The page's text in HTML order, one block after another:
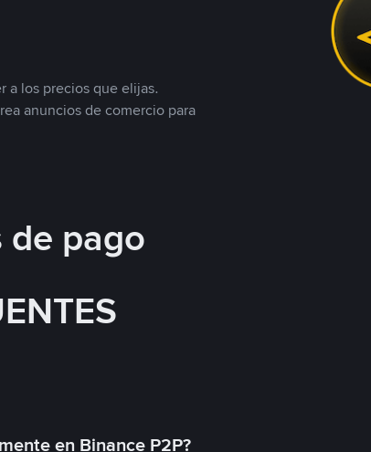
a los precios que elijas.
anuncios de comercio para
pago
en Binance P2P?